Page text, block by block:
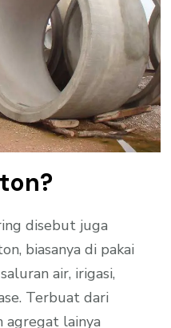
disebut juga
biasanya di pakai
air, irigasi,
Terbuat dari
agregat lainya